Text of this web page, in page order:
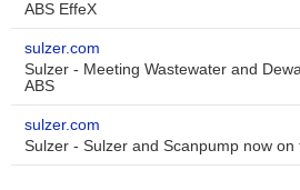
ABS EffeX
sulzer.com
Sulzer - Meeting Wastewater and
ABS
sulzer.com
Sulzer - Sulzer and Scanpump now